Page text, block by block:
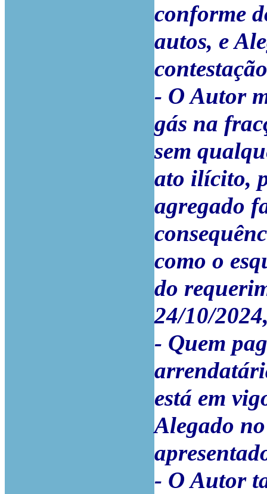
conforme
autos, e
- O Autor
gás na
sem
ato ilícito,
agregado
como o
do
24/10/
- Quem
está em
Alegado
- O Autor